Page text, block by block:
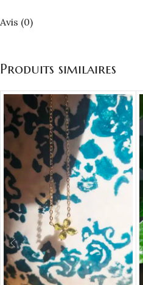
Avis (0)
Produits similaires